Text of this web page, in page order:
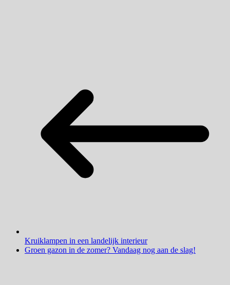
Kruiklampen in een landelijk interieur
Groen gazon in de zomer? Vandaag nog aan de slag!